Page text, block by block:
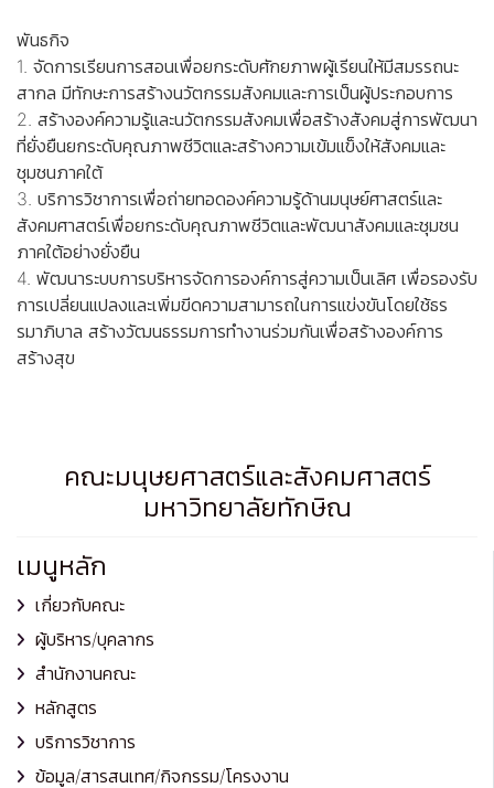
พันธกิจ
1. จัดการเรียนการสอนเพื่อยกระดับศักยภาพผู้เรียนให้มีสมรรถนะ
สากล มีทักษะการสร้างนวัตกรรมสังคมและการเป็นผู้ประกอบการ
2. สร้างองค์ความรู้และนวัตกรรมสังคมเพื่อสร้างสังคมสู่การพัฒนา
ที่ยั่งยืนยกระดับคุณภาพชีวิตและสร้างความเข้มแข็งให้สังคมและ
ชุมชนภาคใต้
3. บริการวิชาการเพื่อถ่ายทอดองค์ความรู้ด้านมนุษย์ศาสตร์และ
สังคมศาสตร์เพื่อยกระดับคุณภาพชีวิตและพัฒนาสังคมและชุมชน
ภาคใต้อย่างยั่งยืน
4. พัฒนาระบบการบริหารจัดการองค์การสู่ความเป็นเลิศ เพื่อรองรับ
การเปลี่ยนแปลงและเพิ่มขีดความสามารถในการแข่งขันโดยใช้ธร
รมาภิบาล สร้างวัฒนธรรมการทำงานร่วมกันเพื่อสร้างองค์การ
สร้างสุข
คณะมนุษยศาสตร์และสังคมศาสตร์
มหาวิทยาลัยทักษิณ
เมนูหลัก
เกี่ยวกับคณะ
ผู้บริหาร/บุคลากร
สำนักงานคณะ
หลักสูตร
บริการวิชาการ
ข้อมูล/สารสนเทศ/กิจกรรม/โครงงาน